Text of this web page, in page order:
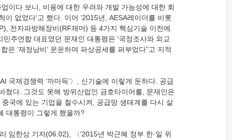
이다 보니, 비용에 대한 우려와 개발 가능성에 대한 회
없었다‘고 했다. 이어 ’2015년, AESA레이더를 비롯
전자파방해장비(RF재머) 등 4가지 핵심기술 이전에
주연합 대표였던 문재인 대통령은 ‘국정조사와 외교
은 ‘재정낭비’ 운운하며 파상공세를 퍼부었다”고 지적
쳤다. 그것도 못해 방위산업인 금호타이어를, 문재인은
국에 있는 기업을 철수시켜, 공급망 생태계를 다시 살
대통령이 그렇게 했을까?